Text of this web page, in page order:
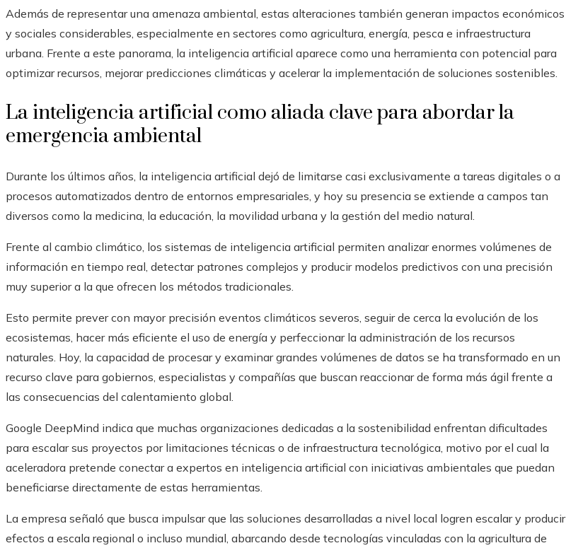
Además de representar una amenaza ambiental, estas alteraciones también generan impactos económicos
y sociales considerables, especialmente en sectores como agricultura, energía, pesca e infraestructura
urbana. Frente a este panorama, la inteligencia artificial aparece como una herramienta con potencial para
optimizar recursos, mejorar predicciones climáticas y acelerar la implementación de soluciones sostenibles.
La inteligencia artificial como aliada clave para abordar la
emergencia ambiental
Durante los últimos años, la inteligencia artificial dejó de limitarse casi exclusivamente a tareas digitales o a
procesos automatizados dentro de entornos empresariales, y hoy su presencia se extiende a campos tan
diversos como la medicina, la educación, la movilidad urbana y la gestión del medio natural.
Frente al cambio climático, los sistemas de inteligencia artificial permiten analizar enormes volúmenes de
información en tiempo real, detectar patrones complejos y producir modelos predictivos con una precisión
muy superior a la que ofrecen los métodos tradicionales.
Esto permite prever con mayor precisión eventos climáticos severos, seguir de cerca la evolución de los
ecosistemas, hacer más eficiente el uso de energía y perfeccionar la administración de los recursos
naturales. Hoy, la capacidad de procesar y examinar grandes volúmenes de datos se ha transformado en un
recurso clave para gobiernos, especialistas y compañías que buscan reaccionar de forma más ágil frente a
las consecuencias del calentamiento global.
Google DeepMind indica que muchas organizaciones dedicadas a la sostenibilidad enfrentan dificultades
para escalar sus proyectos por limitaciones técnicas o de infraestructura tecnológica, motivo por el cual la
aceleradora pretende conectar a expertos en inteligencia artificial con iniciativas ambientales que puedan
beneficiarse directamente de estas herramientas.
La empresa señaló que busca impulsar que las soluciones desarrolladas a nivel local logren escalar y producir
efectos a escala regional o incluso mundial, abarcando desde tecnologías vinculadas con la agricultura de